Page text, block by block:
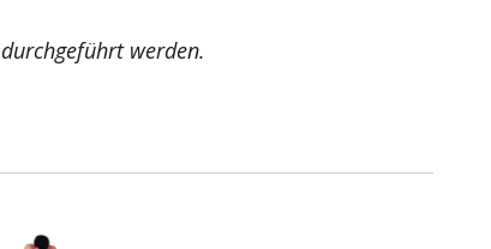
werden.